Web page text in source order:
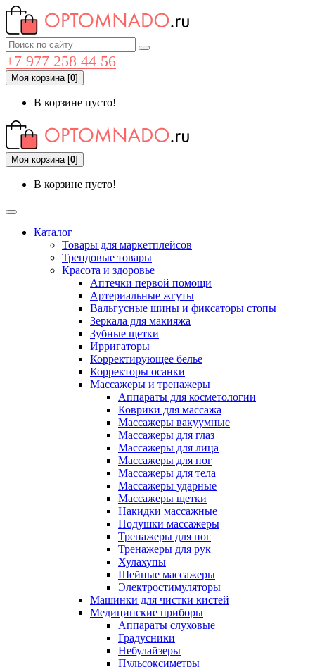
+7 977 258 44 56
Моя корзина[0]
В корзине пусто!
Моя корзина[0]
В корзине пусто!
Каталог
Товары для маркетплейсов
Трендовые товары
Красота и здоровье
Аптечки первой помощи
Артериальные жгуты
Вальгусные шины и фиксаторы стопы
Зеркала для макияжа
Зубные щетки
Ирригаторы
Корректирующее белье
Корректоры осанки
Массажеры и тренажеры
Аппараты для косметологии
Коврики для массажа
Массажеры вакуумные
Массажеры для глаз
Массажеры для лица
Массажеры для ног
Массажеры для тела
Массажеры ударные
Массажеры щетки
Накидки массажные
Подушки массажеры
Тренажеры для ног
Тренажеры для рук
Хулахупы
Шейные массажеры
Электростимуляторы
Машинки для чистки кистей
Медицинские приборы
Аппараты слуховые
Градусники
Небулайзеры
Пульсоксиметры